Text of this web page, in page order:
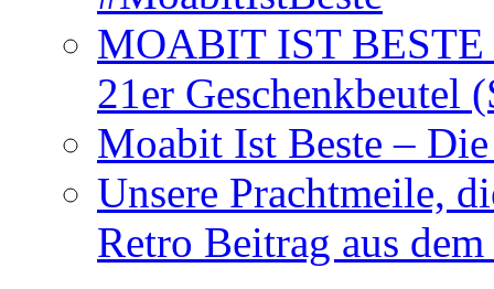
MOABIT IST BESTE
21er Geschenkbeutel
Moabit Ist Beste –
Unsere Prachtmeile,
Retro Beitrag aus